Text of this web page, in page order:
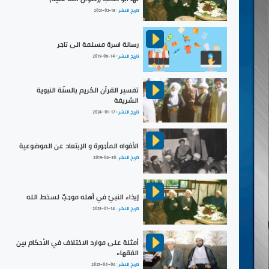
تاريخ النشر :2021-02-18
رسالة اسرة مسلمة الى تاجر
تاريخ النشر : 2019-06-14
تفسير القرآن الكريم بالسنّة النبوية
الشريفة
تاريخ النشر :2024-01-17
الأفواه المأجورة و الإبتعاد عن الموضوعية
تاريخ النشر :2019-06-30
إيذاء النبيّ في أهله موجبٌ لسخط الله
تاريخ النشر : 2023-01-14
أمثلة على موارد الاختلاف في الأحكام بين
الفقهاء
تاريخ النشر :2025-04-06